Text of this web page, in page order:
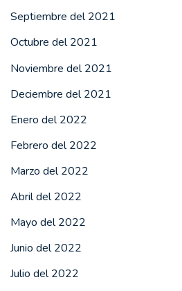
Septiembre del 2021
Octubre del 2021
Noviembre del 2021
Deciembre del 2021
Enero del 2022
Febrero del 2022
Marzo del 2022
Abril del 2022
Mayo del 2022
Junio del 2022
Julio del 2022